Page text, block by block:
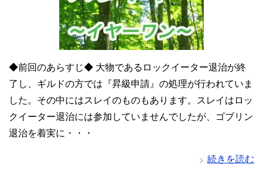
◆前回のあらすじ◆ 大物であるロックイーター退治が終
了し、ギルドの方では『昇級申請』の処理が行われていま
した。その中にはスレイのものもあります。スレイはロッ
クイーター退治には参加していませんでしたが、ゴブリン
退治を着実に・・・
続きを読む